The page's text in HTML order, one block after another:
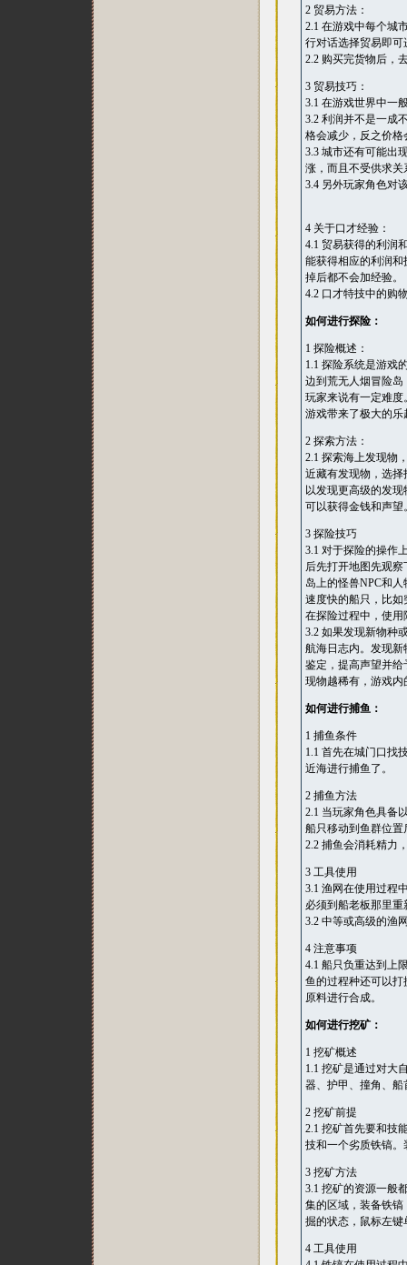
2 贸易方法：
2.1 在游戏中每个城
行对话选择贸易即可
2.2 购买完货物后，
3 贸易技巧：
3.1 在游戏世界中一
3.2 利润并不是一成
格会减少，反之价格
3.3 城市还有可能出
涨，而且不受供求
3.4 另外玩家角色对
4 关于口才经验：
4.1 贸易获得的利润
能获得相应的利润
掉后都不会加经验。
4.2 口才特技中的购
如何进行探险：
1 探险概述：
1.1 探险系统是游戏
边到荒无人烟冒险
玩家来说有一定难
游戏带来了极大的
2 探索方法：
2.1 探索海上发现物
近藏有发现物，选
以发现更高级的发
可以获得金钱和声望
3 探险技巧
3.1 对于探险的操作
后先打开地图先观
岛上的怪兽NPC和
速度快的船只，比
在探险过程中，使
3.2 如果发现新物种
航海日志内。发现
鉴定，提高声望并
现物越稀有，游戏
如何进行捕鱼：
1 捕鱼条件
1.1 首先在城门口找
近海进行捕鱼了。
2 捕鱼方法
2.1 当玩家角色具备
船只移动到鱼群位
2.2 捕鱼会消耗精力
3 工具使用
3.1 渔网在使用过程
必须到船老板那里重
3.2 中等或高级的渔
4 注意事项
4.1 船只负重达到上
鱼的过程种还可以
原料进行合成。
如何进行挖矿：
1 挖矿概述
1.1 挖矿是通过对大
器、护甲、撞角、
2 挖矿前提
2.1 挖矿首先要和技
技和一个劣质铁镐
3 挖矿方法
3.1 挖矿的资源一般
集的区域，装备铁
掘的状态，鼠标左
4 工具使用